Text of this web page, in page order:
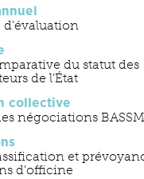
du statut des
de l’État
collective
négociations
et
d’officine